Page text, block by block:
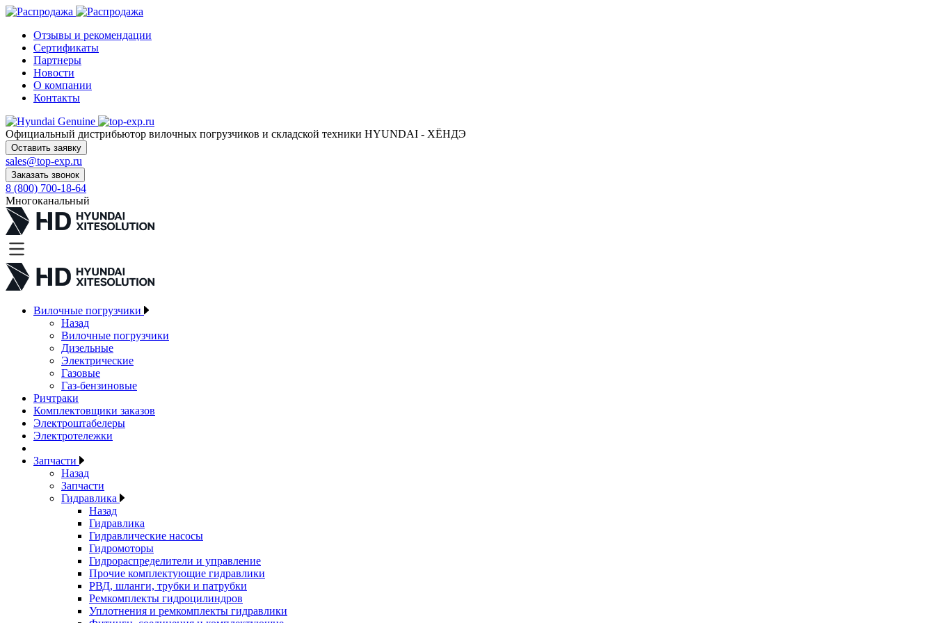
Отзывы и рекомендации
Сертификаты
Партнеры
Новости
О компании
Контакты
Официальный дистрибьютор вилочных погрузчиков и складской техники HYUNDAI - ХЁНДЭ
Оставить заявку
sales@top-exp.ru
Заказать звонок
8 (800) 700-18-64
Многоканальный
Вилочные погрузчики
Назад
Вилочные погрузчики
Дизельные
Электрические
Газовые
Газ-бензиновые
Ричтраки
Комплектовщики заказов
Электроштабелеры
Электротележки
Запчасти
Назад
Запчасти
Гидравлика
Назад
Гидравлика
Гидравлические насосы
Гидромоторы
Гидрораспределители и управление
Прочие комплектующие гидравлики
РВД, шланги, трубки и патрубки
Ремкомплекты гидроцилиндров
Уплотнения и ремкомплекты гидравлики